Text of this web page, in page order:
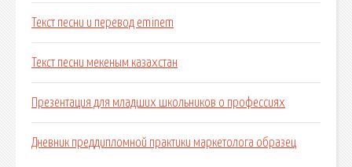
Текст песни и перевод eminem
Текст песни мекеным казахстан
Презентация для младших школьников о профессиях
Дневник преддипломной практики маркетолога образец